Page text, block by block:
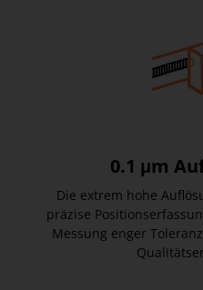
0.1 μm
Die extrem hohe
präzise
Messung enger